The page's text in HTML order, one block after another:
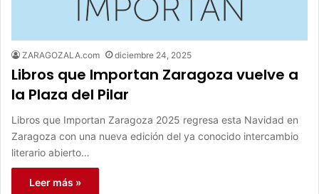
ZARAGOZALA.com diciembre 24, 2025
Libros que Importan Zaragoza vuelve a
la Plaza del Pilar
Libros que Importan Zaragoza 2025 regresa esta Navidad en
Zaragoza con una nueva edición del ya conocido intercambio
literario abierto…
Leer más »